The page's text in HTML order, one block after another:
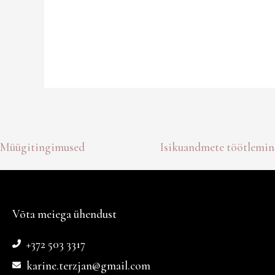
Müügitingimused Isikuandmete
Võta meiega ühendust
+372 503 3317
karine.terzjan@gmail.com